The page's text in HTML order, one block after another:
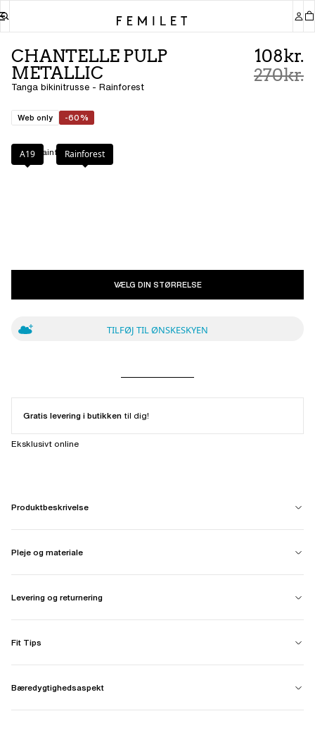
CHANTELLE PULP
METALLIC
Tanga bikinitrusse - Rainforest
108kr.
270kr.
Web only -60%
Farve: Rainforest
A19 Rainforest
VÆLG DIN STØRRELSE
TILFØJ TIL ØNSKESKYEN
Gratis levering i butikken til dig!
Eksklusivt online
Produktbeskrivelse
Pleje og materiale
Levering og returnering
Fit Tips
Bæredygtighedsaspekt